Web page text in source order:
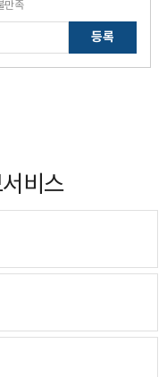
만족
등록
비스